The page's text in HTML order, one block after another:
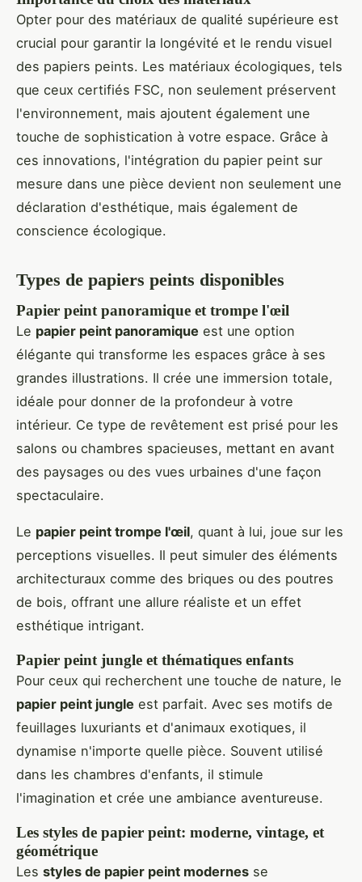
Opter pour des matériaux de qualité supérieure est
crucial pour garantir la longévité et le rendu visuel
des papiers peints. Les matériaux écologiques, tels
que ceux certifiés FSC, non seulement préservent
l'environnement, mais ajoutent également une
touche de sophistication à votre espace. Grâce à
ces innovations, l'intégration du papier peint sur
mesure dans une pièce devient non seulement une
déclaration d'esthétique, mais également de
conscience écologique.
Types de papiers peints disponibles
Papier peint panoramique et trompe l'œil
Le papier peint panoramique est une option
élégante qui transforme les espaces grâce à ses
grandes illustrations. Il crée une immersion totale,
idéale pour donner de la profondeur à votre
intérieur. Ce type de revêtement est prisé pour les
salons ou chambres spacieuses, mettant en avant
des paysages ou des vues urbaines d'une façon
spectaculaire.
Le papier peint trompe l'œil, quant à lui, joue sur les
perceptions visuelles. Il peut simuler des éléments
architecturaux comme des briques ou des poutres
de bois, offrant une allure réaliste et un effet
esthétique intrigant.
Papier peint jungle et thématiques enfants
Pour ceux qui recherchent une touche de nature, le
papier peint jungle est parfait. Avec ses motifs de
feuillages luxuriants et d'animaux exotiques, il
dynamise n'importe quelle pièce. Souvent utilisé
dans les chambres d'enfants, il stimule
l'imagination et crée une ambiance aventureuse.
Les styles de papier peint: moderne, vintage, et
géométrique
Les styles de papier peint modernes se